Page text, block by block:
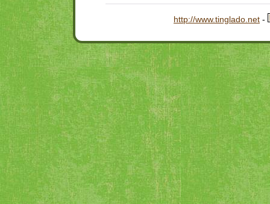
http://www.tinglado.net -